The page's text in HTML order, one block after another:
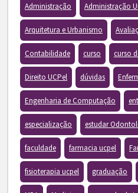
Administração Administração
Arquitetura e Urbanismo
Contabilidade curso curso
Direito UCPel dúvidas
Engenharia de Computação
especialização estudar
faculdade farmacia ucpel
fisioterapia ucpel graduação